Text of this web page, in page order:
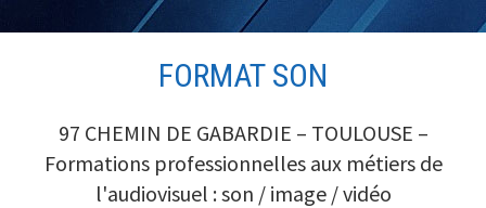
FORMAT SON
97 CHEMIN DE GABARDIE – TOULOUSE –
Formations professionnelles aux métiers de
l'audiovisuel : son / image / vidéo